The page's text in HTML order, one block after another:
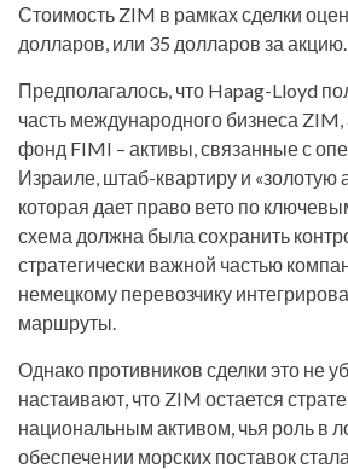
Стоимость ZIM в рамках сделки
долларов, или 35 долларов за акцию.
Предполагалось, что Hapag-Lloyd
часть международного бизнеса ZIM,
фонд FIMI – активы, связанные с
Израиле, штаб-квартиру и «золотую
которая дает право вето по
схема должна была сохранить
стратегически важной частью
немецкому перевозчику
маршруты.
Однако противников сделки это не
настаивают, что ZIM остается
национальным активом, чья роль в
обеспечении морских поставок